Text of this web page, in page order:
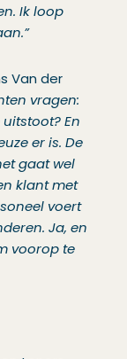
Ik loop
Van der
vragen:
En
er is. De
gaat wel
klant met
voert
Ja, en
voorop te